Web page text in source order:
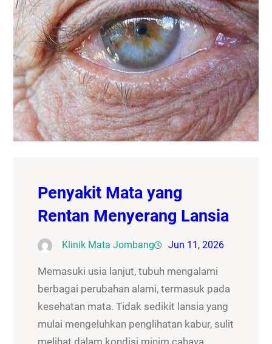
Penyakit Mata yang
Rentan Menyerang Lansia
Klinik Mata Jombang Jun 11, 2026
Memasuki usia lanjut, tubuh mengalami
berbagai perubahan alami, termasuk pada
kesehatan mata. Tidak sedikit lansia yang
mulai mengeluhkan penglihatan kabur, sulit
melihat dalam kondisi minim cahaya,